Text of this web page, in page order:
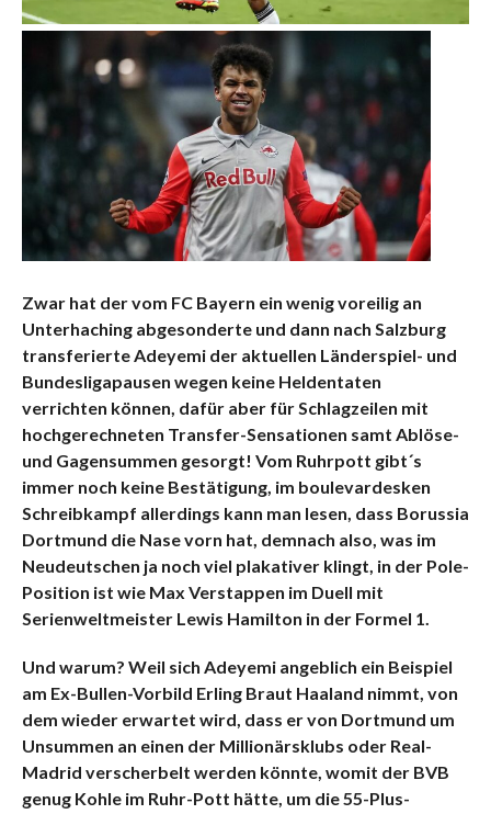
Zwar hat der vom FC Bayern ein wenig voreilig an
Unterhaching abgesonderte und dann nach Salzburg
transferierte Adeyemi der aktuellen Länderspiel- und
Bundesligapausen wegen keine Heldentaten
verrichten können, dafür aber für Schlagzeilen mit
hochgerechneten Transfer-Sensationen samt Ablöse-
und Gagensummen gesorgt! Vom Ruhrpott gibt´s
immer noch keine Bestätigung, im boulevardesken
Schreibkampf allerdings kann man lesen, dass Borussia
Dortmund die Nase vorn hat, demnach also, was im
Neudeutschen ja noch viel plakativer klingt, in der Pole-
Position ist wie Max Verstappen im Duell mit
Serienweltmeister Lewis Hamilton in der Formel 1.
Und warum? Weil sich Adeyemi angeblich ein Beispiel
am Ex-Bullen-Vorbild Erling Braut Haaland nimmt, von
dem wieder erwartet wird, dass er von Dortmund um
Unsummen an einen der Millionärsklubs oder Real-
Madrid verscherbelt werden könnte, womit der BVB
genug Kohle im Ruhr-Pott hätte, um die 55-Plus-